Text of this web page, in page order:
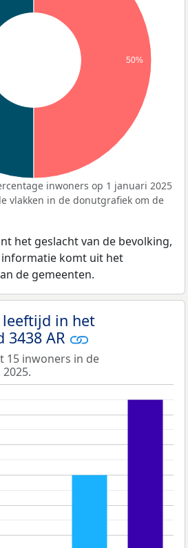
50%
inwoners op 1 januari 2025
vlakken in de donutgrafiek om de
het geslacht van de bevolking,
komt uit het
de gemeenten.
in het
3438 AR
15 inwoners in de